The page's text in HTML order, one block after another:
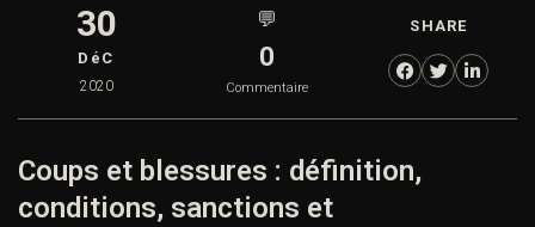
30
DéC
2020
💬
0
Commentaire
SHARE
Coups et blessures : définition,
conditions, sanctions et